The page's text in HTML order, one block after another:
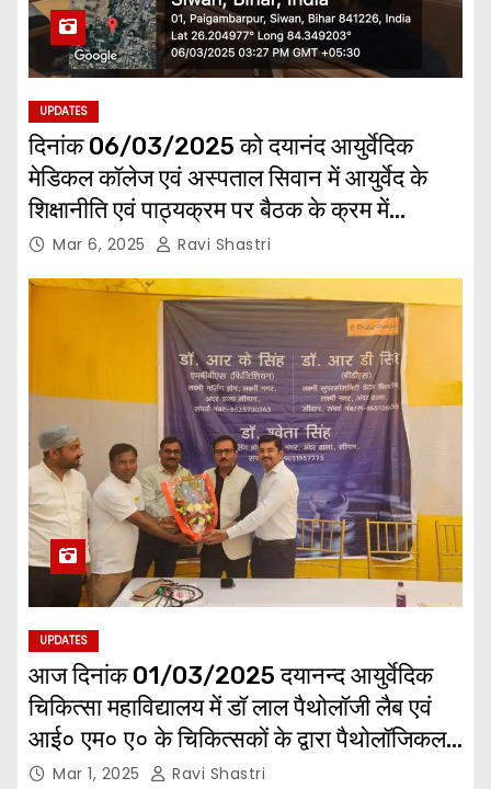
UPDATES
दिनांक 06/03/2025 को दयानंद आयुर्वेदिक
मेडिकल कॉलेज एवं अस्पताल सिवान में आयुर्वेद के
शिक्षानीति एवं पाठ्यक्रम पर बैठक के क्रम में
विभागाध्यक्षों के साथ महाविद्यालय के प्राचार्य एवं
सचिव।
Mar 6, 2025 Ravi Shastri
UPDATES
आज दिनांक 01/03/2025 दयानन्द आयुर्वेदिक
चिकित्सा महाविद्यालय में डॉ लाल पैथोलॉजी लैब एवं
आई० एम० ए० के चिकित्सकों के द्वारा पैथोलॉजिकल
जाँच एवं फ्री चिकित्सा कैंप का आयोजन किया गया।
Mar 1, 2025 Ravi Shastri